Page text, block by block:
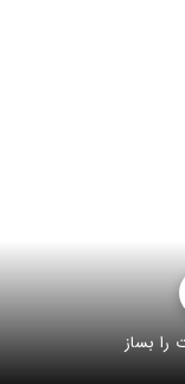
را بساز